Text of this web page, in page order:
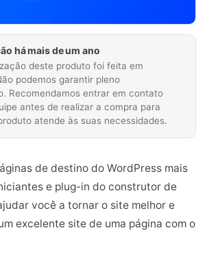
há mais de um ano
deste produto foi feita em
podemos garantir pleno
Recomendamos entrar em contato
antes de realizar a compra para
atende às suas necessidades.
de destino do WordPress mais
e plug-in do construtor de
você a tornar o site melhor e
excelente site de uma página com o